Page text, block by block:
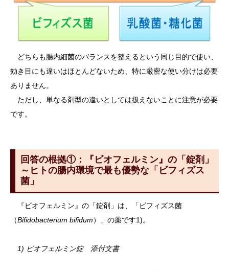
どちらも腸内細菌のバランスを整えるという同じ目的で使い、
効き目にも違いはほとんどないため、特に厳密な使い分けは必要
ありません。
ただし、単なる剤型の違いとしては扱えないことに注意が必要
です。
回答の根拠①：『ビオフェルミン』の「錠剤」
～ヒトの腸内環境で最も優勢な「ビフィズス
菌」
『ビオフェルミン』の「錠剤」は、「ビフィズス菌
（Bifidobacterium bifidum）」の薬です1)。
1) ビオフェルミン錠 添付文書